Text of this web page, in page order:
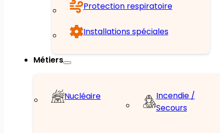
Protection respiratoire
Installations spéciales
Métiers
Nucléaire
Incendie /
Secours